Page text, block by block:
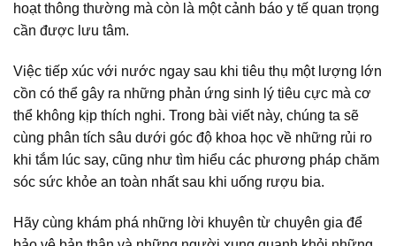
hoạt thông thường mà còn là một cảnh báo y tế quan trọng
cần được lưu tâm.
Việc tiếp xúc với nước ngay sau khi tiêu thụ một lượng lớn
cồn có thể gây ra những phản ứng sinh lý tiêu cực mà cơ
thể không kịp thích nghi. Trong bài viết này, chúng ta sẽ
cùng phân tích sâu dưới góc độ khoa học về những rủi ro
khi tắm lúc say, cũng như tìm hiểu các phương pháp chăm
sóc sức khỏe an toàn nhất sau khi uống rượu bia.
Hãy cùng khám phá những lời khuyên từ chuyên gia để